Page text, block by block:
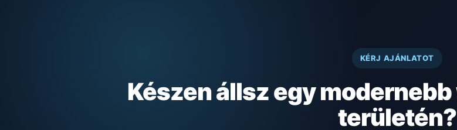
KÉRJ AJÁNLATOT
Készen állsz egy
területén?